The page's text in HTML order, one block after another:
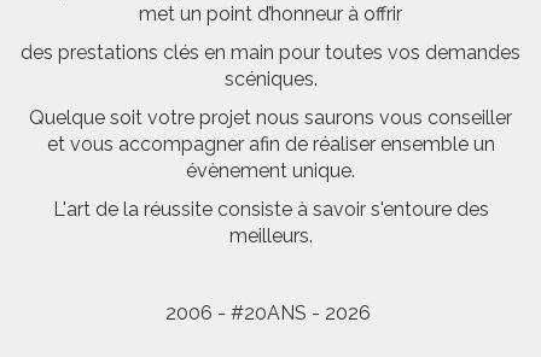
met un point d’honneur à offrir
des prestations clés en main pour toutes vos demandes
scéniques.
Quelque soit votre projet nous saurons vous conseiller
et vous accompagner afin de réaliser ensemble un
évènement unique.
L'art de la réussite consiste à savoir s'entoure des
meilleurs.
2006 - #20ANS - 2026